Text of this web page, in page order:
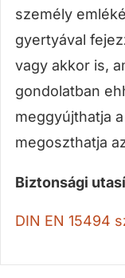
személy
gyertyával
vagy akkor is,
gondolatban
meggyújthatja
megoszthatja
Biztonsági
DIN EN 15494